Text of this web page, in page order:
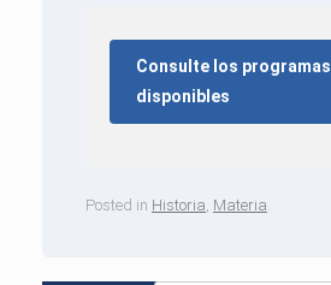
Consulte los programas
disponibles
Posted in Historia Materia